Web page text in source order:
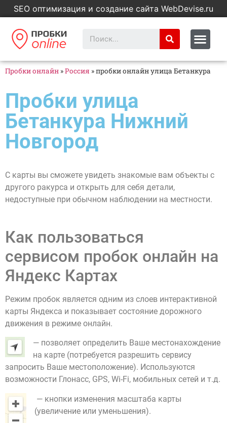
SEO оптимизация и создание сайта WebDevise.ru
Пробки онлайн »Россия »пробки онлайн улица Бетанкура
Пробки улица
Бетанкура Нижний
Новгород
С карты вы сможете увидеть знакомые вам объекты с
другого ракурса и открыть для себя детали,
недоступные при обычном наблюдении на местности.
Как пользоваться
сервисом пробок онлайн на
Яндекс Картах
Режим пробок является одним из слоев интерактивной
карты Яндекса и показывает состояние дорожного
движения в режиме онлайн.
— позволяет определить Ваше местонахождение
на карте (потребуется разрешить сервису
запросить Ваше местоположение). Используются
возможности Глонасс, GPS, Wi-Fi, мобильных сетей и т.д.
— кнопки изменения масштаба карты
(увеличение или уменьшения).